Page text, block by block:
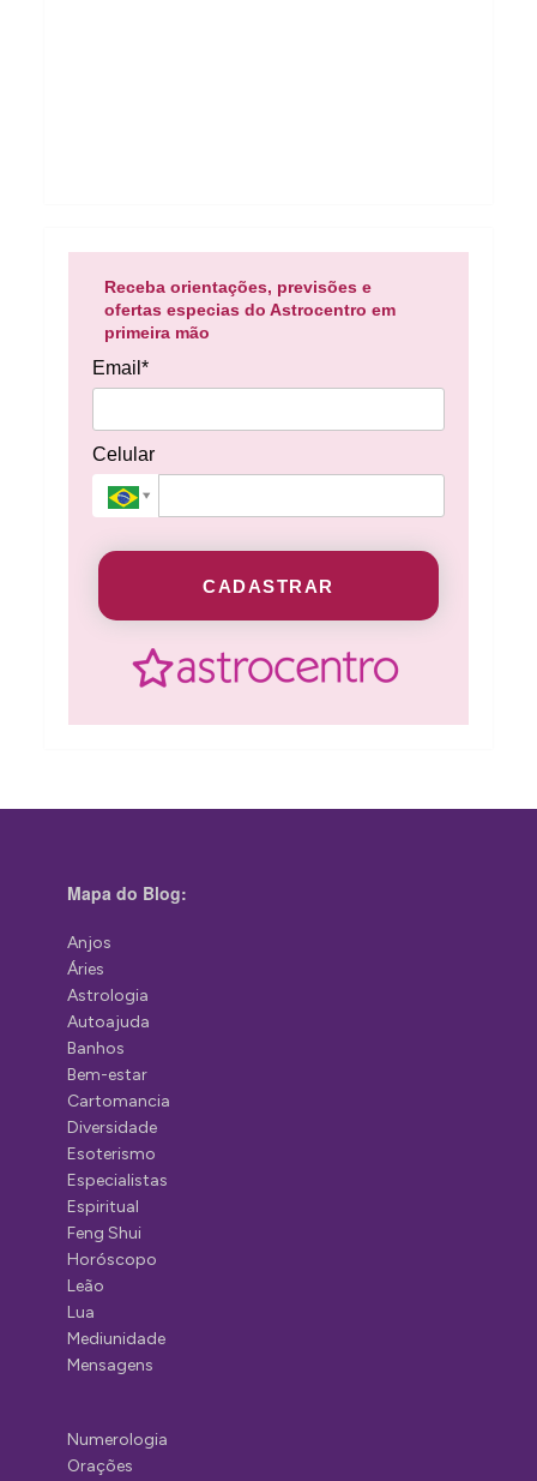
Receba orientações, previsões e
ofertas especias do Astrocentro em
primeira mão
Email*
Celular
CADASTRAR
Mapa do Blog:
Anjos
Áries
Astrologia
Autoajuda
Banhos
Bem-estar
Cartomancia
Diversidade
Esoterismo
Especialistas
Espiritual
Feng Shui
Horóscopo
Leão
Lua
Mediunidade
Mensagens
Numerologia
Orações